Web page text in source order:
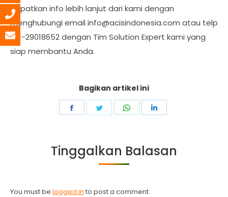
Dapatkan info lebih lanjut dari kami dengan
menghubungi email info@acisindonesia.com atau telp
021-29018652 dengan Tim Solution Expert kami yang
siap membantu Anda.
Bagikan artikel ini
Share
Share
Share
Tinggalkan Balasan
You must be logged in to post a comment.